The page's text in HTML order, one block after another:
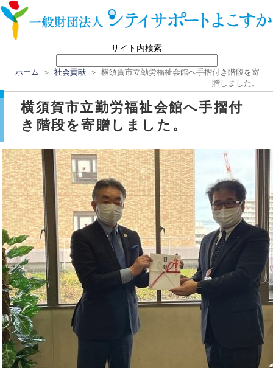
サイト内検索
ホーム ＞ 社会貢献＞ 横須賀市立勤労福祉会館へ手摺付き階段を寄
贈しました。
横須賀市立勤労福祉会館へ手摺付
き階段を寄贈しました。